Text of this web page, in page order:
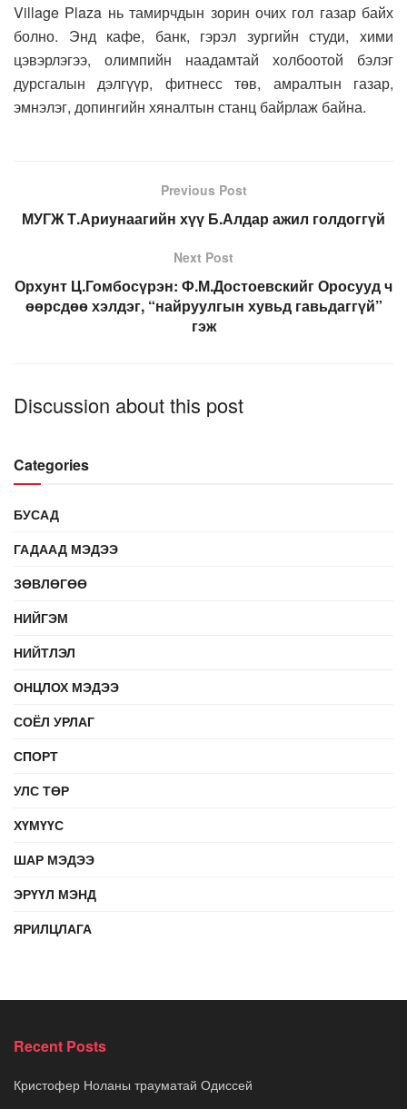
Village Plaza нь тамирчдын зорин очих гол газар байх
болно. Энд кафе, банк, гэрэл зургийн студи, хими
цэвэрлэгээ, олимпийн наадамтай холбоотой бэлэг
дурсгалын дэлгүүр, фитнесс төв, амралтын газар,
эмнэлэг, допингийн хяналтын станц байрлаж байна.
Previous Post
МУГЖ Т.Ариунаагийн хүү Б.Алдар ажил голдоггүй
Next Post
Орхунт Ц.Гомбосүрэн: Ф.М.Достоевскийг Оросууд ч
өөрсдөө хэлдэг, “найруулгын хувьд гавьдаггүй”
гэж
Discussion about this post
Categories
БУСАД
ГАДААД МЭДЭЭ
ЗӨВЛӨГӨӨ
НИЙГЭМ
НИЙТЛЭЛ
ОНЦЛОХ МЭДЭЭ
СОЁЛ УРЛАГ
СПОРТ
УЛС ТӨР
ХҮМҮҮС
ШАР МЭДЭЭ
ЭРҮҮЛ МЭНД
ЯРИЛЦЛАГА
Recent Posts
Кристофер Ноланы трауматай Одиссей